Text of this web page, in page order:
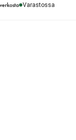
Varastossa